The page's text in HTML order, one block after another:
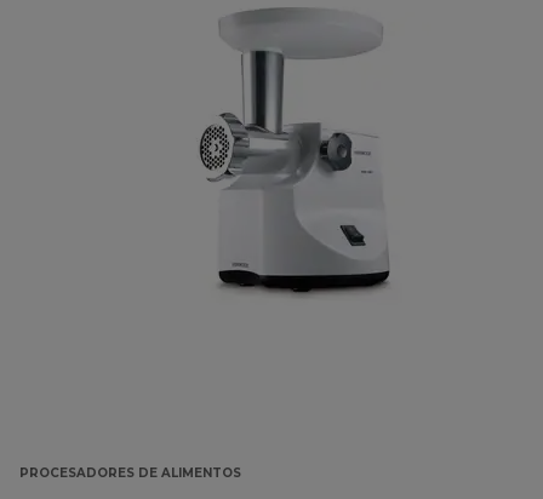
PROCESADORES DE ALIMENTOS